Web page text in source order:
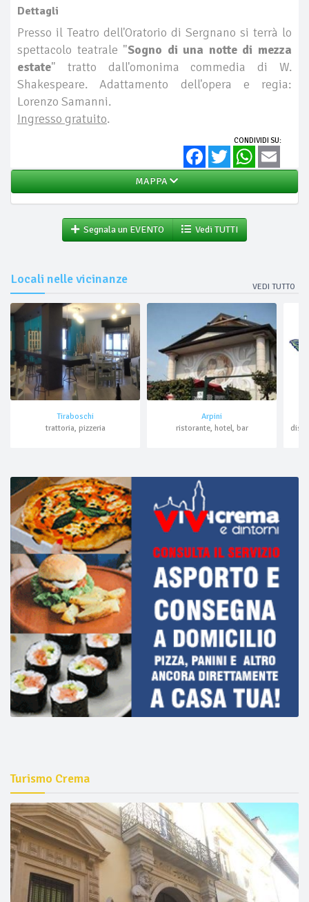
Dettagli
Presso il Teatro dell'Oratorio di Sergnano si terrà lo
spettacolo teatrale "Sogno di una notte di mezza
estate" tratto dall'omonima commedia di W.
Shakespeare. Adattamento dell'opera e regia:
Lorenzo Samanni.
Ingresso gratuito.
CONDIVIDI SU:
FacebookTwitter WhatsApp
MAPPA
Segnala un EVENTO Vedi TUTTI
Locali nelle vicinanze
VEDI TUTTO
Tiraboschi
trattoria, pizzeria
Arpini
ristorante, hotel, bar
Turismo Crema